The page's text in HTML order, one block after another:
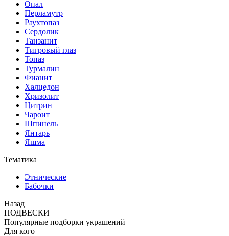
Опал
Перламутр
Раухтопаз
Сердолик
Танзанит
Тигровый глаз
Топаз
Турмалин
Фианит
Халцедон
Хризолит
Цитрин
Чароит
Шпинель
Янтарь
Яшма
Тематика
Этнические
Бабочки
Назад
ПОДВЕСКИ
Популярные подборки украшений
Для кого